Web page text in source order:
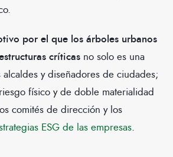
por el que los árboles urbanos
críticas no solo es una
y diseñadores de ciudades;
físico y de doble materialidad
comités de dirección y los
ESG de las empresas.